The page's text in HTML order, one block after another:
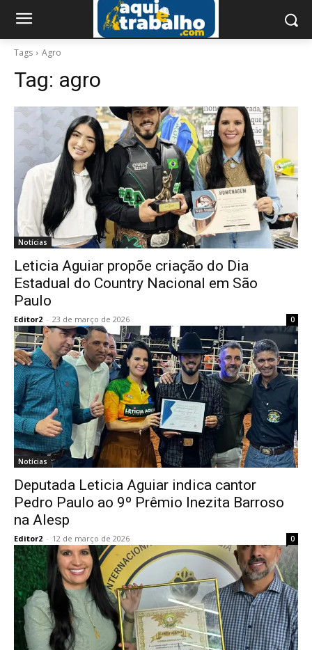
Tags Agro
Tag: agro
Notícias
Leticia Aguiar propõe criação do Dia
Estadual do Country Nacional em São
Paulo
Editor2 - 23 de março de 2026 0
Notícias
Deputada Leticia Aguiar indica cantor
Pedro Paulo ao 9º Prêmio Inezita Barroso
na Alesp
Editor2 - 12 de março de 2026 0